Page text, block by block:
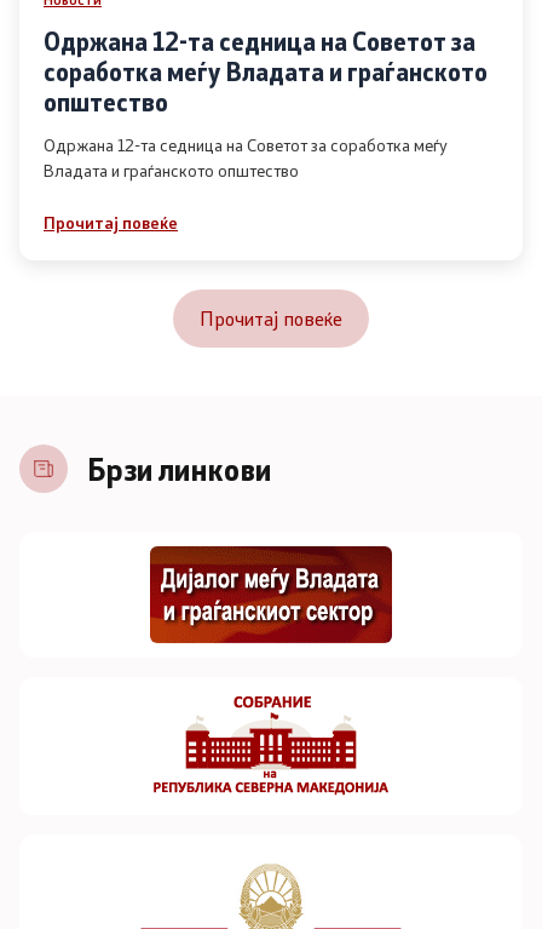
Одржана 12-та седница на Советот за
соработка меѓу Владата и граѓанското
општество
Одржана 12-та седница на Советот за соработка меѓу
Владата и граѓанското општество
Прочитај повеќе
Прочитај повеќе
Брзи линкови